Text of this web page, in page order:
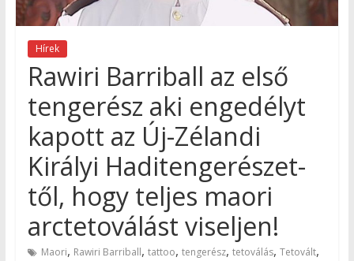
Hírek
Rawiri Barriball az első
tengerész aki engedélyt
kapott az Új-Zélandi
Királyi Haditengerészet-
től, hogy teljes maori
arctetoválást viseljen!
Maori, Rawiri Barriball, tattoo, tengerész, tetoválás, Tetovált,